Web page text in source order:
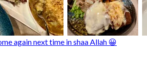
again next time in shaa Allah 😀